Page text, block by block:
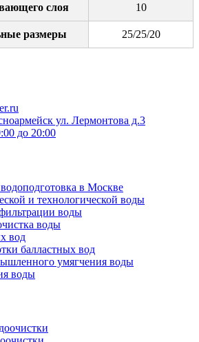
слоя 10
размеры 25/25/20
ул. Лермонтова д.3
до 20:00
в Москве
и технологической воды
воды
воды
вод
балластных вод
умягчения воды
воды